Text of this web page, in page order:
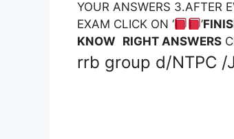
YOUR ANSWERS 3.AFTER
EXAM CLICK ON ‘
’
KNOW RIGHT ANSWERS
rrb group d/NTPC